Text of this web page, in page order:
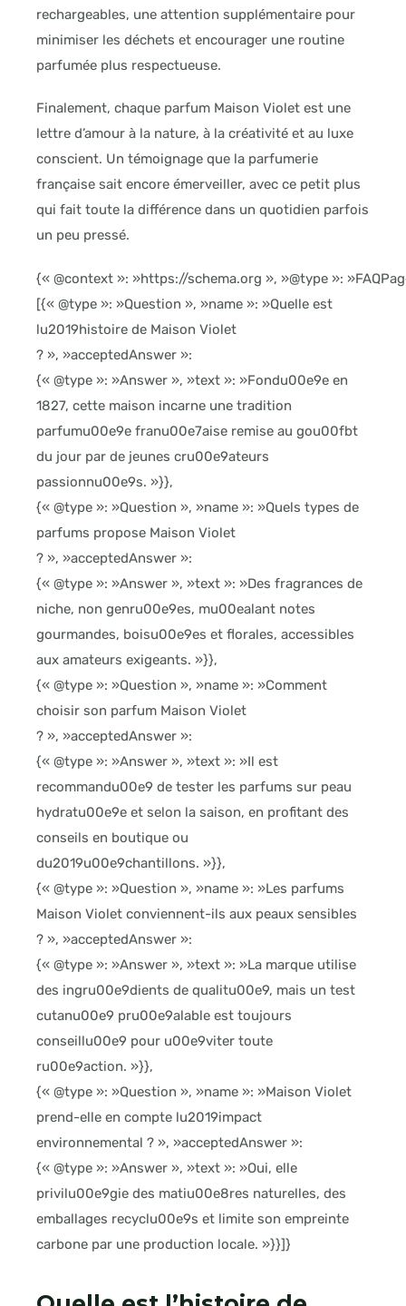
rechargeables, une attention supplémentaire pour
minimiser les déchets et encourager une routine
parfumée plus respectueuse.
Finalement, chaque parfum Maison Violet est une
lettre d’amour à la nature, à la créativité et au luxe
conscient. Un témoignage que la parfumerie
française sait encore émerveiller, avec ce petit plus
qui fait toute la différence dans un quotidien parfois
un peu pressé.
{« @context »: »https://schema.org », »@type »:
[{« @type »: »Question », »name »: »Quelle est
lu2019histoire de Maison Violet
? », »acceptedAnswer »:
{« @type »: »Answer », »text »: »Fondu00e9e en
1827, cette maison incarne une tradition
parfumu00e9e franu00e7aise remise au gou00fbt
du jour par de jeunes cru00e9ateurs
passionnu00e9s. »}},
{« @type »: »Question », »name »: »Quels types de
parfums propose Maison Violet
? », »acceptedAnswer »:
{« @type »: »Answer », »text »: »Des fragrances de
niche, non genru00e9es, mu00ealant notes
gourmandes, boisu00e9es et florales, accessibles
aux amateurs exigeants. »}},
{« @type »: »Question », »name »: »Comment
choisir son parfum Maison Violet
? », »acceptedAnswer »:
{« @type »: »Answer », »text »: »Il est
recommandu00e9 de tester les parfums sur peau
hydratu00e9e et selon la saison, en profitant des
conseils en boutique ou
du2019u00e9chantillons. »}},
{« @type »: »Question », »name »: »Les parfums
Maison Violet conviennent-ils aux peaux sensibles
? », »acceptedAnswer »:
{« @type »: »Answer », »text »: »La marque utilise
des ingru00e9dients de qualitu00e9, mais un test
cutanu00e9 pru00e9alable est toujours
conseillu00e9 pour u00e9viter toute
ru00e9action. »}},
{« @type »: »Question », »name »: »Maison Violet
prend-elle en compte lu2019impact
environnemental ? », »acceptedAnswer »:
{« @type »: »Answer », »text »: »Oui, elle
privilu00e9gie des matiu00e8res naturelles, des
emballages recyclu00e9s et limite son empreinte
carbone par une production locale. »}}]}